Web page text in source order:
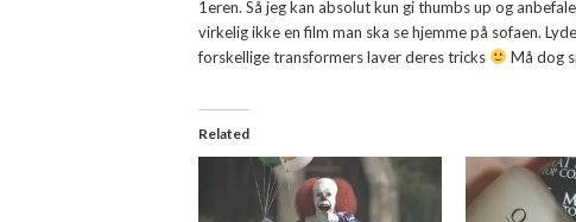
1eren. Så jeg kan absolut kun gi thumbs up og
virkelig ikke en film man ska se hjemme på sofaen.
forskellige transformers laver deres tricks
Må dog
Related